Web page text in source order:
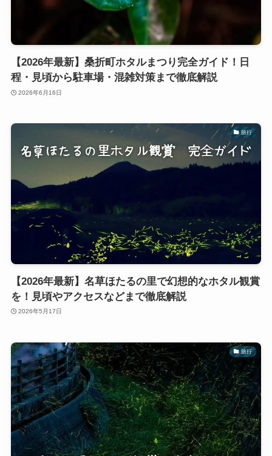
【2026年最新】桑折町ホタルまつり完全ガイド！日
程・見頃から駐車場・混雑対策まで徹底解説
2026年6月16日
旅行
【2026年最新】名草ほたるの里で幻想的なホタル観賞
を！見頃やアクセスなどまで徹底解説
2026年5月17日
旅行